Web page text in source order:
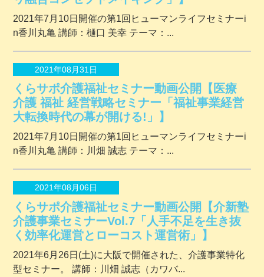
2021年7月10日開催の第1回ヒューマンライフセミナーi
n香川丸亀 講師：樋口 美幸 テーマ：...
2021年08月31日
くらサポ介護福祉セミナー動画公開【医療
介護 福祉 経営戦略セミナー「福祉事業経営
大転換時代の幕が開ける!」】
2021年7月10日開催の第1回ヒューマンライフセミナーi
n香川丸亀 講師：川畑 誠志 テーマ：...
2021年08月06日
くらサポ介護福祉セミナー動画公開【介新塾
介護事業セミナーVol.7「人手不足を生き抜
く効率化運営とローコスト運営術」】
2021年6月26日(土)に大阪で開催された、介護事業特化
型セミナー。 講師：川畑 誠志（カワバ...